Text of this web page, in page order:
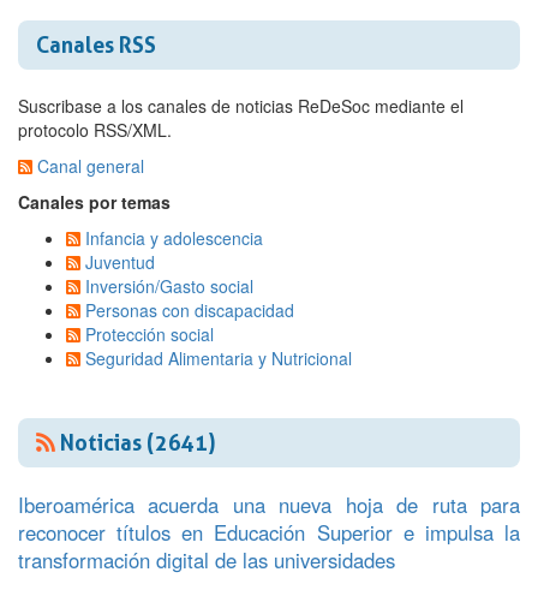
Canales RSS
Suscribase a los canales de noticias ReDeSoc mediante el
protocolo RSS/XML.
Canal general
Canales por temas
Infancia y adolescencia
Juventud
Inversión/Gasto social
Personas con discapacidad
Protección social
Seguridad Alimentaria y Nutricional
Noticias (2641)
Iberoamérica acuerda una nueva hoja de ruta para
reconocer títulos en Educación Superior e impulsa la
transformación digital de las universidades